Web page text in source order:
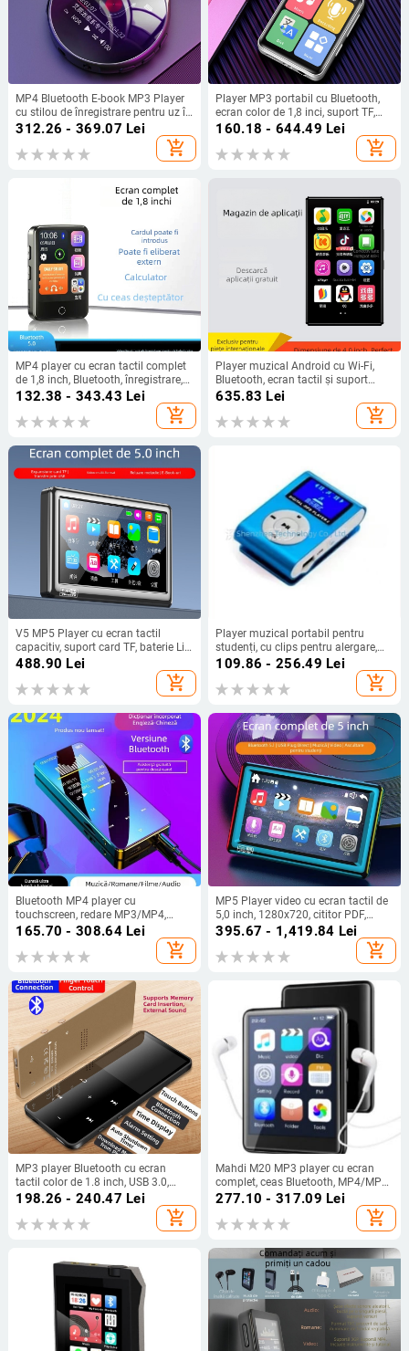
MP4 Bluetooth E-book MP3 Player
cu stilou de înregistrare pentru uz în
clasă
312.26 - 369.07 Lei
add_shopping_cart
Player MP3 portabil cu Bluetooth,
ecran color de 1,8 inci, suport TF,
cititor de cărți electronice, radio FM
160.18 - 644.49 Lei
add_shopping_cart
MP4 player cu ecran tactil complet
de 1,8 inch, Bluetooth, înregistrare,
suport TF card
132.38 - 343.43 Lei
add_shopping_cart
Player muzical Android cu Wi-Fi,
Bluetooth, ecran tactil și suport
pentru card TF
635.83 Lei
add_shopping_cart
V5 MP5 Player cu ecran tactil
capacitiv, suport card TF, baterie Li-
ion 3200mAh, redă MP3/WAV/APE
488.90 Lei
add_shopping_cart
Player muzical portabil pentru
studenți, cu clips pentru alergare,
suport card TF, MP3 cu ecran de 1,1
109.86 - 256.49 Lei
add_shopping_cart
Bluetooth MP4 player cu
touchscreen, redare MP3/MP4,
cititor de cărți electronice, ceas de
165.70 - 308.64Lei
add_shopping_cart
MP5 Player video cu ecran tactil de
5,0 inch, 1280x720, cititor PDF,
Bluetooth și Wi-Fi
395.67 - 1,419.84 Lei
add_shopping_cart
MP3 player Bluetooth cu ecran
tactil color de 1.8 inch, USB 3.0,
suport TF, baterie 400 mAh, până la
198.26 - 240.47 Lei
add_shopping_cart
Mahdi M20 MP3 player cu ecran
complet, ceas Bluetooth, MP4/MP5
portabil, versiune pentru studenți,
277.10 - 317.09 Lei
add_shopping_cart